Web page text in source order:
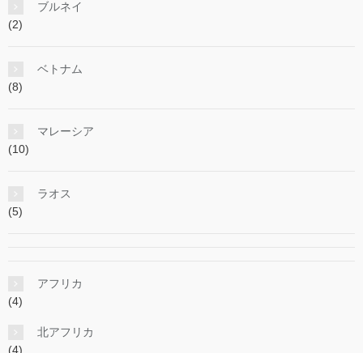
ブルネイ
(2)
ベトナム
(8)
マレーシア
(10)
ラオス
(5)
アフリカ
(4)
北アフリカ
(4)